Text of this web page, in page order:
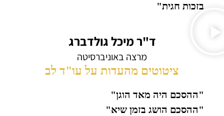
בזכות חגית"
ד"ר מיכל גולדברג
מרצה באוניברסיטה
ציטוטים מהעדות על עו"ד לב
"ההסכם היה מאד הוגן"
"ההסכם הושג בזמן שיא"